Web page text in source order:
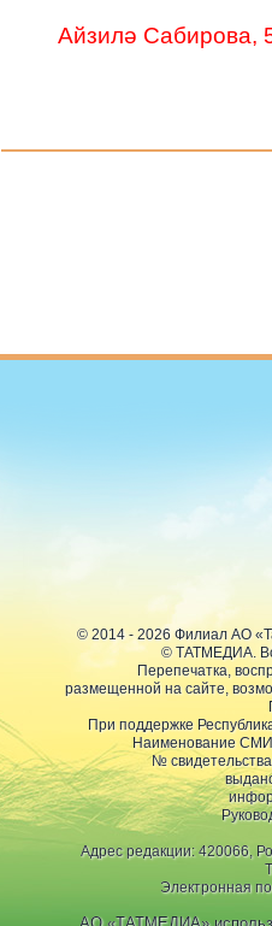
Айзилә Сабирова,
© 2014 - 2026 Филиал АО
© ТАТМЕДИА.
Перепечатка,
размещенной на сайте,
При поддержке
Наименование
№
Адрес редакции: 420066,
Электронная